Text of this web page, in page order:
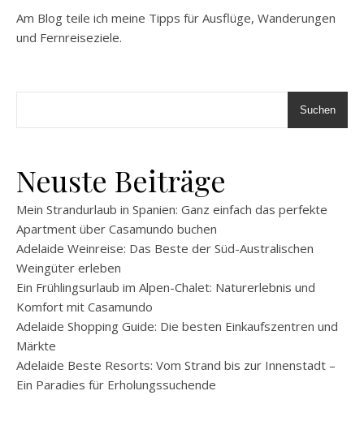
Am Blog teile ich meine Tipps für Ausflüge, Wanderungen
und Fernreiseziele.
Suchen
Neuste Beiträge
Mein Strandurlaub in Spanien: Ganz einfach das perfekte
Apartment über Casamundo buchen
Adelaide Weinreise: Das Beste der Süd-Australischen
Weingüter erleben
Ein Frühlingsurlaub im Alpen-Chalet: Naturerlebnis und
Komfort mit Casamundo
Adelaide Shopping Guide: Die besten Einkaufszentren und
Märkte
Adelaide Beste Resorts: Vom Strand bis zur Innenstadt –
Ein Paradies für Erholungssuchende